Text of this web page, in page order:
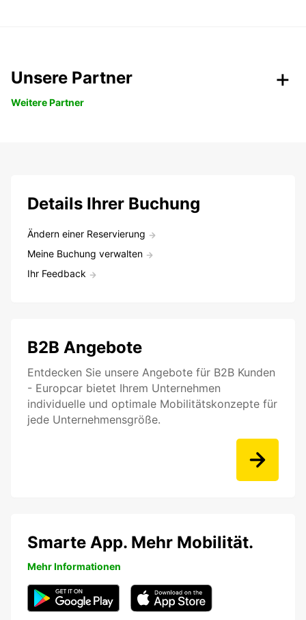
Unsere Partner
Weitere Partner
Details Ihrer Buchung
Ändern einer Reservierung
Meine Buchung verwalten
Ihr Feedback
B2B Angebote
Entdecken Sie unsere Angebote für B2B Kunden
- Europcar bietet Ihrem Unternehmen
individuelle und optimale Mobilitätskonzepte für
jede Unternehmensgröße.
Smarte App. Mehr Mobilität.
Mehr Informationen